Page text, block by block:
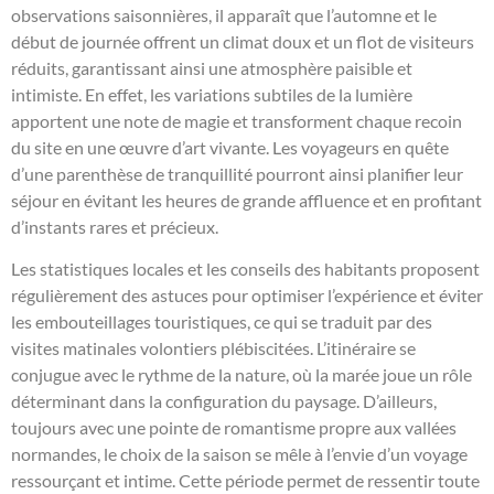
observations saisonnières, il apparaît que l’automne et le
début de journée offrent un climat doux et un flot de visiteurs
réduits, garantissant ainsi une atmosphère paisible et
intimiste. En effet, les variations subtiles de la lumière
apportent une note de magie et transforment chaque recoin
du site en une œuvre d’art vivante. Les voyageurs en quête
d’une parenthèse de tranquillité pourront ainsi planifier leur
séjour en évitant les heures de grande affluence et en profitant
d’instants rares et précieux.
Les statistiques locales et les conseils des habitants proposent
régulièrement des astuces pour optimiser l’expérience et éviter
les embouteillages touristiques, ce qui se traduit par des
visites matinales volontiers plébiscitées. L’itinéraire se
conjugue avec le rythme de la nature, où la marée joue un rôle
déterminant dans la configuration du paysage. D’ailleurs,
toujours avec une pointe de romantisme propre aux vallées
normandes, le choix de la saison se mêle à l’envie d’un voyage
ressourçant et intime. Cette période permet de ressentir toute